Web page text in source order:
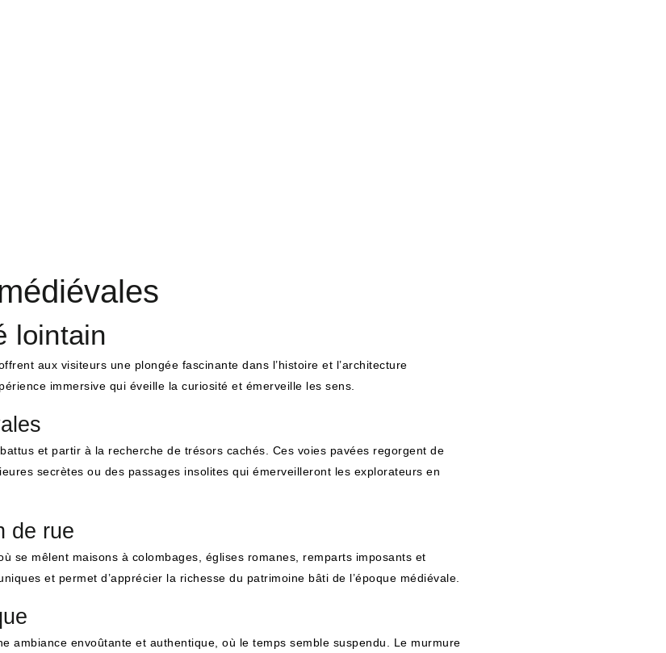
lointain
aux visiteurs une plongée fascinante dans l’histoire et l’architecture
immersive qui éveille la curiosité et émerveille les sens.
et partir à la recherche de trésors cachés. Ces voies pavées regorgent de
secrètes ou des passages insolites qui émerveilleront les explorateurs en
de rue
se mêlent maisons à colombages, églises romanes, remparts imposants et
et permet d’apprécier la richesse du patrimoine bâti de l’époque médiévale.
ambiance envoûtante et authentique, où le temps semble suspendu. Le murmure